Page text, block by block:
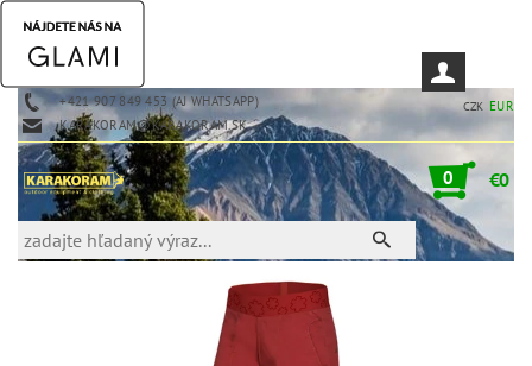
+421 907 849 453 (AJ WHATSAPP)
KARAKORAM@KARAKORAM.SK
CZK EUR
0 €0